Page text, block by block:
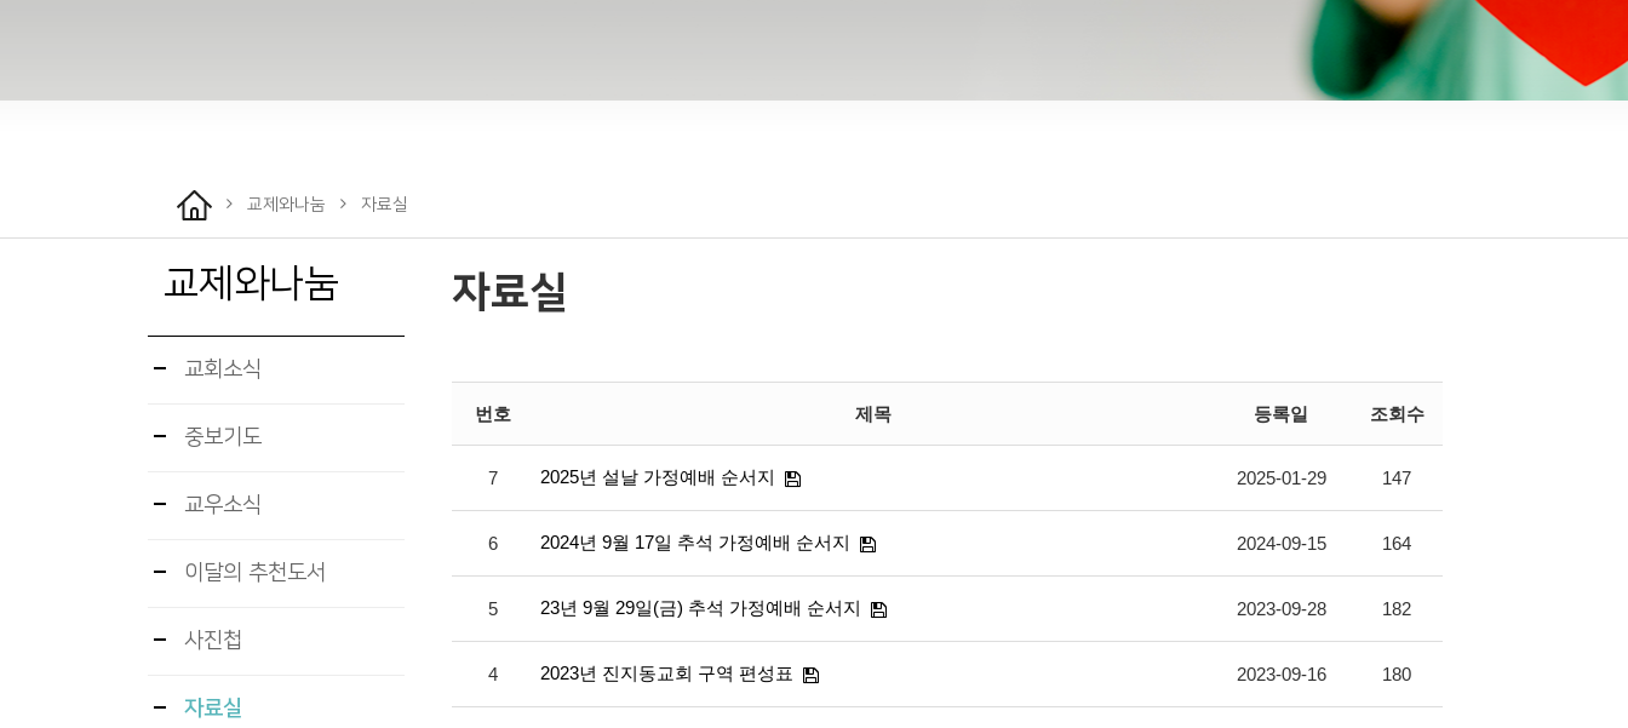
교제와나눔 자료실
교제와나눔
교회소식
중보기도
교우소식
이달의 추천도서
사진첩
자료실
자료실
번호 제목 등록일 조회수
7 2025년 설날 가정예배 순서지 2025-01-29 147
6 2024년 9월 17일 추석 가정예배 순서지 2024-09-15 164
5 23년 9월 29일(금) 추석 가정예배 순서지 2023-09-28 182
4 2023년 진지동교회 구역 편성표 2023-09-16 180